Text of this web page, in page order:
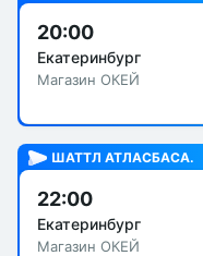
20:00
Екатеринбург
Магазин ОКЕЙ
ШАТТЛ АТЛАСБАСА.
22:00
Екатеринбург
Магазин ОКЕЙ